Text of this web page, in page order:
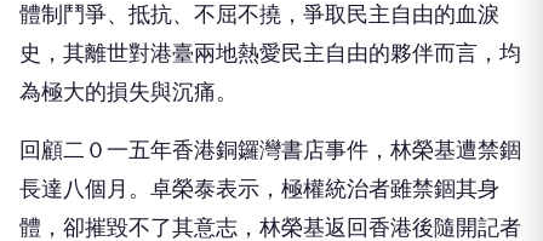
體制鬥爭、抵抗、不屈不撓，爭取民主自由的血淚
史，其離世對港臺兩地熱愛民主自由的夥伴而言，均
為極大的損失與沉痛。
回顧二０一五年香港銅鑼灣書店事件，林榮基遭禁錮
長達八個月。卓榮泰表示，極權統治者雖禁錮其身
體，卻摧毀不了其意志，林榮基返回香港後隨開記者